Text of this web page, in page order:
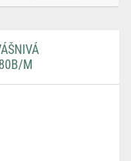
M